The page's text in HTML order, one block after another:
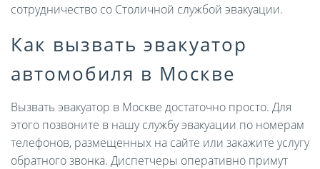
сотрудничество со Столичной службой эвакуации.
Как вызвать эвакуатор
автомобиля в Москве
Вызвать эвакуатор в Москве достаточно просто. Для
этого позвоните в нашу службу эвакуации по номерам
телефонов, размещенных на сайте или закажите услугу
обратного звонка. Диспетчеры оперативно примут